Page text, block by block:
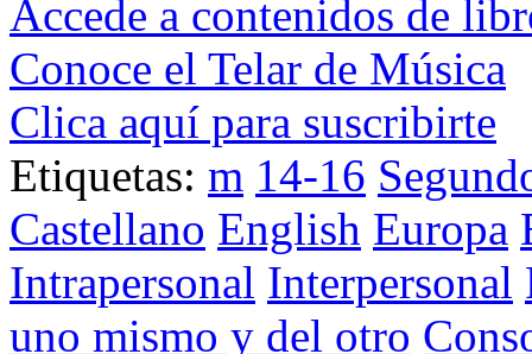
Accede a contenidos de
Conoce el Telar de Música
Clica aquí para suscribirte
Etiquetas: m 14-16
Castellano English Europa
Intrapersonal Interpersonal
uno mismo y del otro